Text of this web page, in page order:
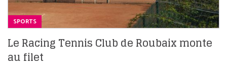
SPORTS
Le Racing Tennis Club de Roubaix monte
au filet